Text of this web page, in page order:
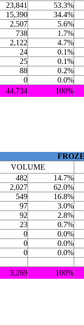
23,841 53.3%
15,390 34.4%
2,507 5.6%
738 1.7%
2,122 4.7%
24 0.1%
25 0.1%
88 0.2%
0 0.0%
44,734 100%
VOLUME
482 14.7%
2,027 62.0%
549 16.8%
97 3.0%
92 2.8%
23 0.7%
0 0.0%
0 0.0%
0 0.0%
3,269 100%